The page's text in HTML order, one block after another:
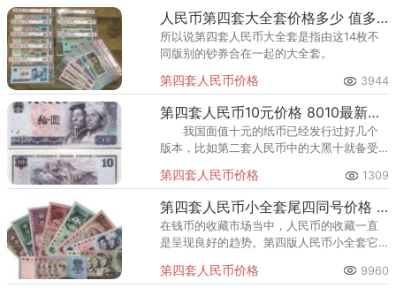
人民币第四套大全套价格多少 值多少钱
所以说第四套人民币大全套是指由这14枚不
同版别的钞券合在一起的大全套。
第四套人民币价格 3944
第四套人民币10元价格 8010最新价格是多少
我国面值十元的纸币已经发行过好几个
版本，比如第二套人民币中的大黑十就备受
10元价格是多少呢？
第四套人民币价格 1309
第四套人民币小全套尾四同号价格 第四套人民币小全套尾四同价值
在钱币的收藏市场当中，人民币的收藏一直
是呈现良好的趋势。第四版人民币小全套它
的艺术和优良传统和高超的印制水平技术。
第四套人民币价格 9960